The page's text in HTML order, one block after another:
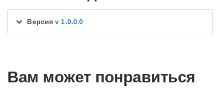
Версияv 1.0.0.0
Вам может понравиться